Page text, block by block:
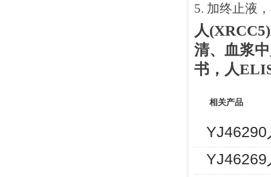
5. 加终止液
人(XRCC5)
清、血浆中
书 ， 人
相关产品
YJ46290
YJ46269